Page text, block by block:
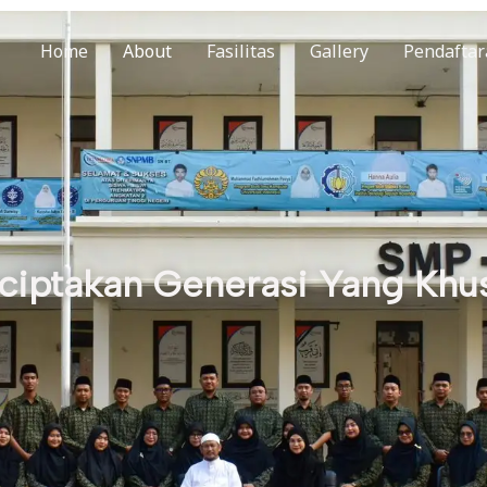
Home About Fasilitas Gallery
Generasi Yang